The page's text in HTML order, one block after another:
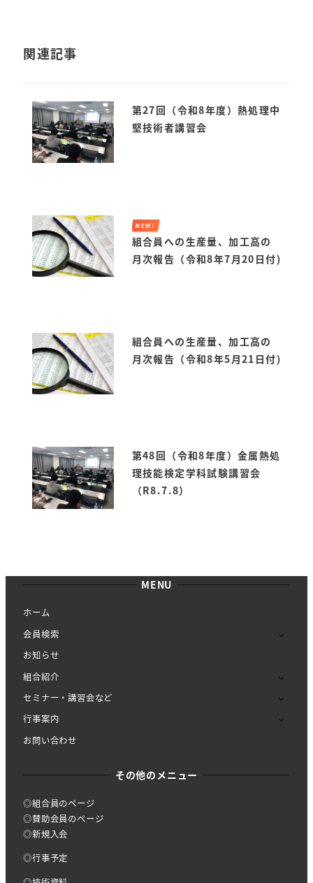
関連記事
第27回（令和8年度）熱処理中
堅技術者講習会
NEW!
組合員への生産量、加工高の
月次報告（令和8年7月20日付)
組合員への生産量、加工高の
月次報告（令和8年5月21日付)
第48回（令和8年度）金属熱処
理技能検定学科試験講習会
（R8.7.8）
MENU
ホーム
会員検索
お知らせ
組合紹介
セミナー・講習会など
行事案内
お問い合わせ
その他のメニュー
◎組合員のページ
◎賛助会員のページ
◎新規入会
◎行事予定